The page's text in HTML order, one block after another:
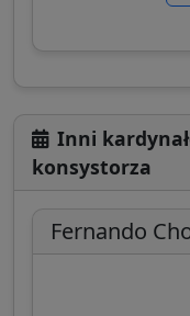
Inni
konsystorza
Fernando